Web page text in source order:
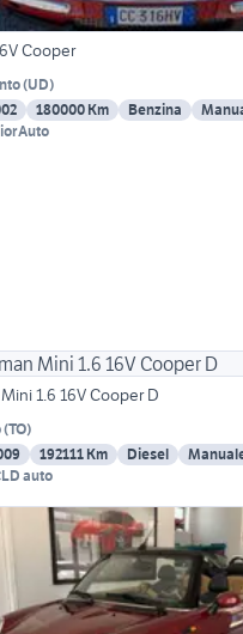
Cooper
(UD)
180000 Km Benzina
1.6 16V Cooper D
(TO)
192111 Km Diesel
auto